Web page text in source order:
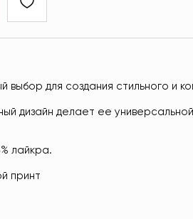
выбор для создания стильного и
дизайн делает ее
лайкра.
принт